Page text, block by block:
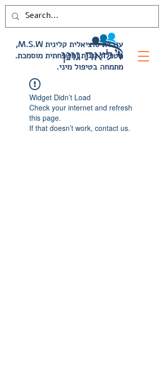
,M.S.W עובדת סוציאלית קלינית
.מטפלת זוגית ומשפחתית מוסמכת
.מתמחה בטיפול מיני
Widget Didn’t Load
Check your internet and refresh
this page.
If that doesn’t work, contact us.